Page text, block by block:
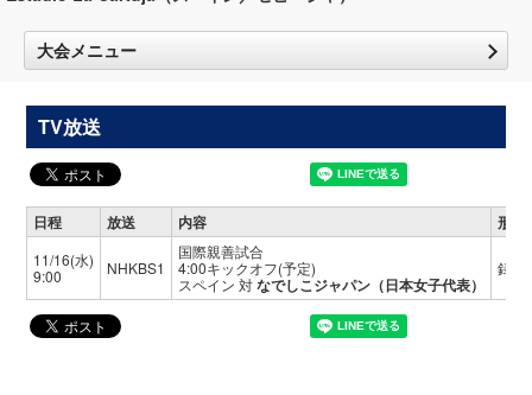
大会メニュー
TV放送
日程 放送 内容 形態
11/16(水)
9:00
NHKBS1
国際親善試合
4:00キックオフ(予定)
スペイン対なでしこジャパン（日本女子代表）
録画